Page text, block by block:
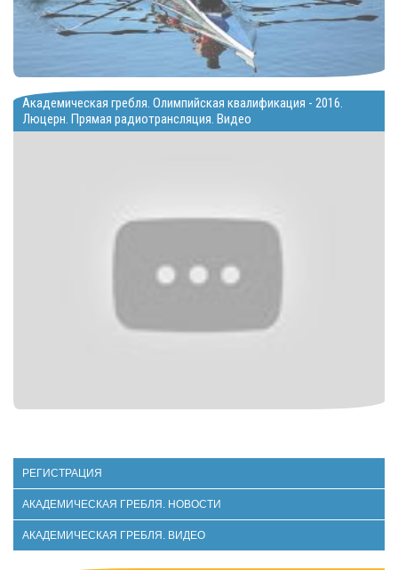
Академическая гребля. Олимпийская квалификация - 2016.
Люцерн. Прямая радиотрансляция. Видео
РЕГИСТРАЦИЯ
АКАДЕМИЧЕСКАЯ ГРЕБЛЯ. НОВОСТИ
АКАДЕМИЧЕСКАЯ ГРЕБЛЯ. ВИДЕО